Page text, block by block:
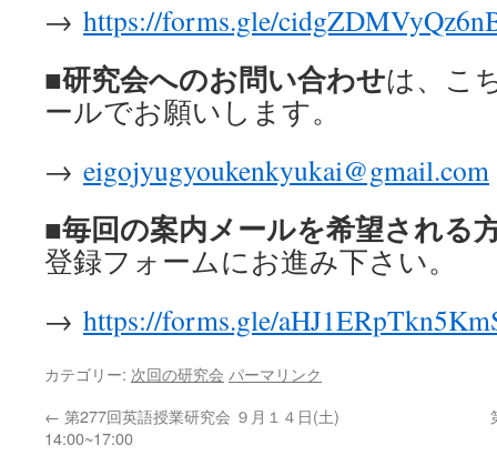
→ https://forms.gle/
■研究会へのお問い合わせは、こ
ールでお願いします。
→ eigojyugyoukenkyukai@gmail.com
■毎回の案内メールを希望される
登録フォームにお進み下さい。
→ https://forms.gle/
カテゴリー: 次回の研究会 パーマリンク
← 第277回英語授業研究会 ９月１４日(土)
14:00~17:00